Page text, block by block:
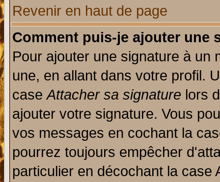
Revenir en haut de page
Comment puis-je ajouter une
Pour ajouter une signature à un
une, en allant dans votre profil.
caseAttacher sa signature lors
ajouter votre signature. Vous
vos messages en cochant la
pourrez toujours empêcher
particulier en décochant la